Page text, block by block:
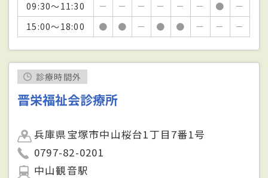
09:30～11:30 － － － － － － ●
－
15:00～18:00
● ● － ● ● － － －
診療時間外
晋栄福祉会診療所
兵庫県宝塚市中山桜台1丁目7番1号
0797-82-0201
中山観音駅